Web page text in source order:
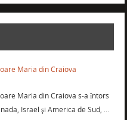
Maria din Craiova
Maria din Craiova s-a întors
Israel şi America de Sud, …